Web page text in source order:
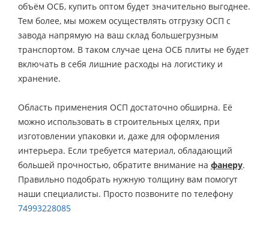
объём ОСБ, купить оптом будет значительно выгоднее.
Тем более, мы можем осуществлять отгрузку ОСП с
завода напрямую на ваш склад большегрузным
транспортом. В таком случае цена ОСБ плиты не будет
включать в себя лишние расходы на логистику и
хранение.
Область применения ОСП достаточно обширна. Её
можно использовать в строительных целях, при
изготовлении упаковки и, даже для оформления
интерьера. Если требуется материал, обладающий
большей прочностью, обратите внимание на фанеру.
Правильно подобрать нужную толщину вам помогут
наши специалисты. Просто позвоните по телефону
74993228085